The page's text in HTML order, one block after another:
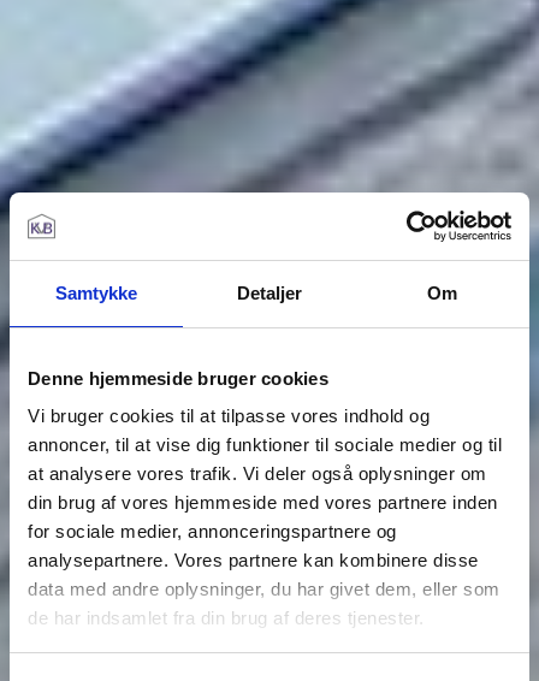
Samtykke Detaljer Om
Denne hjemmeside bruger cookies
Vi bruger cookies til at tilpasse vores indhold og
annoncer, til at vise dig funktioner til sociale medier og til
at analysere vores trafik. Vi deler også oplysninger om
din brug af vores hjemmeside med vores partnere inden
for sociale medier, annonceringspartnere og
analysepartnere. Vores partnere kan kombinere disse
data med andre oplysninger, du har givet dem, eller som
de har indsamlet fra din brug af deres tjenester.